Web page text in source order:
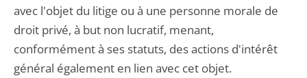
avec l'objet du litige ou à une personne morale de
droit privé, à but non lucratif, menant,
conformément à ses statuts, des actions d'intérêt
général également en lien avec cet objet.